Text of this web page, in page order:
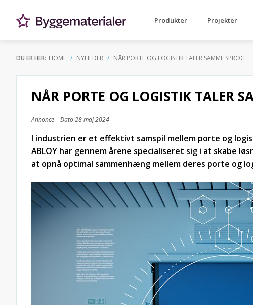
Produkter Projekter
DU ER HER: HOME NYHEDER NÅR PORTE OG LOGISTIK TALER SAMME SPROG
NÅR PORTE OG LOGISTIK TALER
Annonce – Dato28 maj 2024
I industrien er et effektivt samspil mellem porte og
ABLOY har gennem årene specialiseret sig i at skabe
at opnå optimal sammenhæng mellem deres porte og